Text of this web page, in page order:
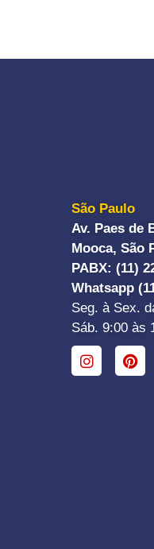
São Paulo
Av. Paes de
Mooca, São
PABX: (11)
Whatsapp
Seg. à Sex.
Sáb. 9:00 às